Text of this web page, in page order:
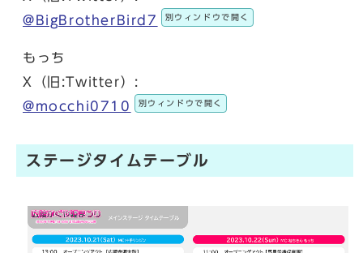
@BigBrotherBird7
別ウィンドウで開く
もっち
X（旧:Twitter）:
@mocchi0710
別ウィンドウで開く
ステージタイムテーブル